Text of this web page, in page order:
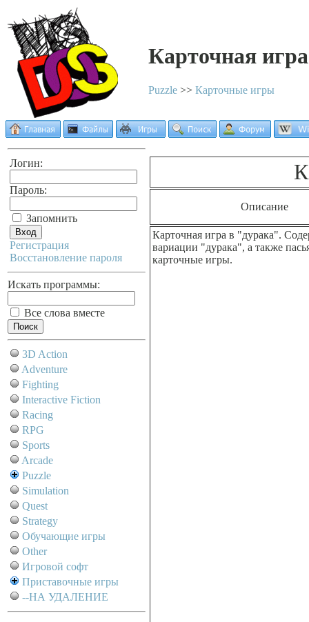
Карточная
Puzzle >> Карточные игры
Логин:
Пароль:
Запомнить
Регистрация
Восстановление пароля
Искать программы:
Все слова вместе
3D Action
Adventure
Fighting
Interactive Fiction
Racing
RPG
Sports
Arcade
Puzzle
Simulation
Quest
Strategy
Обучающие игры
Other
Игровой софт
Приставочные игры
--НА УДАЛЕНИЕ
Описание
Карточная игра в "дурака".
вариации "дурака", а также
карточные игры.